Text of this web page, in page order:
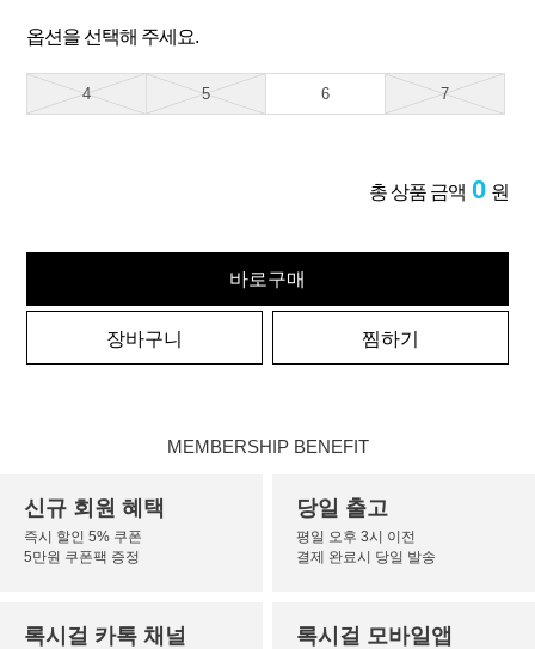
옵션을 선택해 주세요.
4 5 6 7
총 상품 금액 0 원
바로구매
장바구니 찜하기
MEMBERSHIP BENEFIT
신규 회원 혜택
즉시 할인 5% 쿠폰
5만원 쿠폰팩 증정
당일 출고
평일 오후 3시 이전
결제 완료시 당일 발송
록시걸 카톡 채널 록시걸 모바일앱